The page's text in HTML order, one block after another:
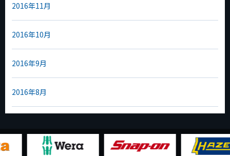
2016年11月
2016年10月
2016年9月
2016年8月